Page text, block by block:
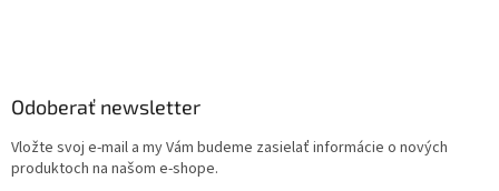
Odoberať newsletter
Vložte svoj e-mail a my Vám budeme zasielať informácie o nových
produktoch na našom e-shope.